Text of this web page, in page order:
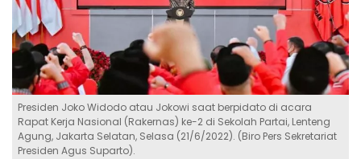
Presiden Joko Widodo atau Jokowi saat berpidato di acara
Rapat Kerja Nasional (Rakernas) ke-2 di Sekolah Partai, Lenteng
Agung, Jakarta Selatan, Selasa (21/6/2022). (Biro Pers Sekretariat
Presiden Agus Suparto).